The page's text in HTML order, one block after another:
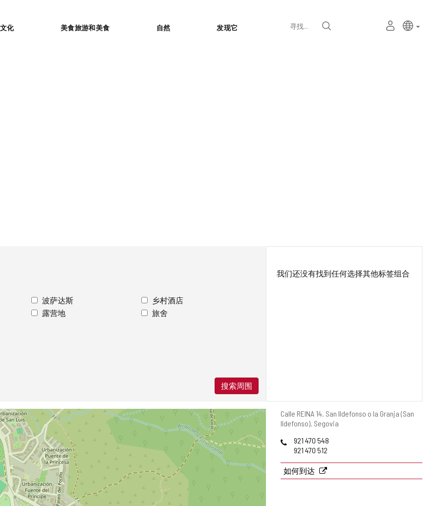
化 美食旅游和美食 自然 发现它 寻找
语
言
主动语
中文
邮
寄
址
Calle REINA 14. San Ildefonso o la Granja (San
Ildefonso). Segovia
电
921 470 548
921 470 512
如何到达
波萨达斯
乡村酒店
露营地
旅舍
搜索周围
我们还没有找到任何选择其他标签组合